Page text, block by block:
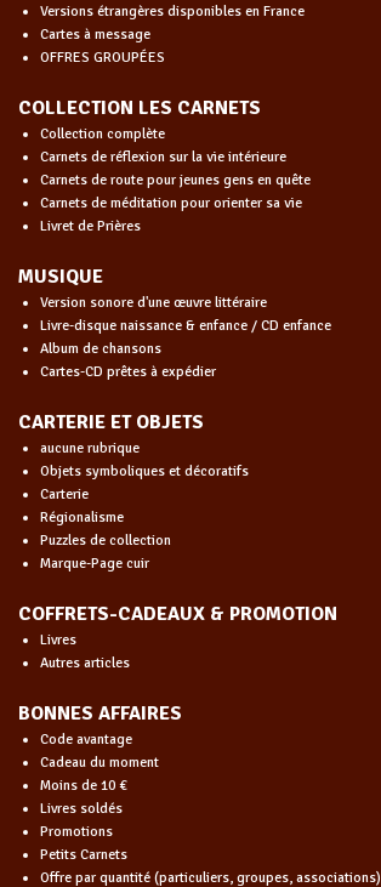
Versions étrangères disponibles en France
Cartes à message
OFFRES GROUPÉES
COLLECTION LES CARNETS
Collection complète
Carnets de réflexion sur la vie intérieure
Carnets de route pour jeunes gens en quête
Carnets de méditation pour orienter sa vie
Livret de Prières
MUSIQUE
Version sonore d'une œuvre littéraire
Livre-disque naissance & enfance / CD enfance
Album de chansons
Cartes-CD prêtes à expédier
CARTERIE ET OBJETS
aucune rubrique
Objets symboliques et décoratifs
Carterie
Régionalisme
Puzzles de collection
Marque-Page cuir
COFFRETS-CADEAUX & PROMOTION
Livres
Autres articles
BONNES AFFAIRES
Code avantage
Cadeau du moment
Moins de 10 €
Livres soldés
Promotions
Petits Carnets
Offre par quantité (particuliers, groupes, associations)